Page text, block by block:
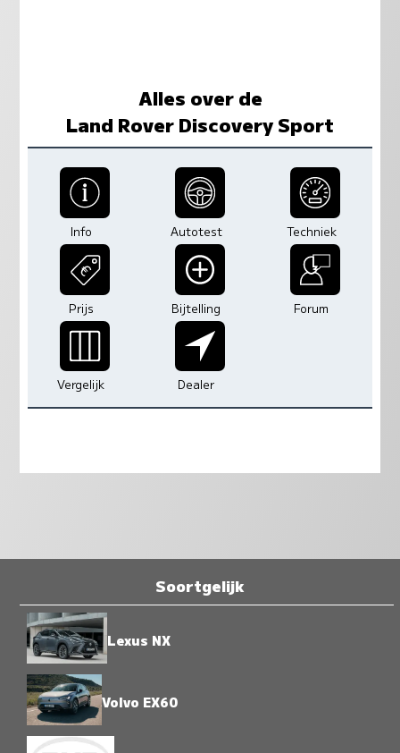
Alles over de
Land Rover Discovery Sport
Info Autotest Techniek
Prijs Bijtelling Forum
Vergelijk Dealer
Soortgelijk
Lexus NX
Volvo EX60